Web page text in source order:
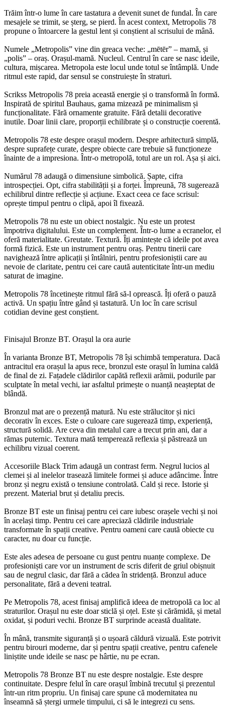
Trăim într-o lume în care tastatura a devenit sunet de fundal. În care
mesajele se trimit, se șterg, se pierd. În acest context, Metropolis 78
propune o întoarcere la gestul lent și conștient al scrisului de mână.
Numele „Metropolis” vine din greaca veche: „mētēr” – mamă, și
„polis” – oraș. Orașul-mamă. Nucleul. Centrul în care se nasc ideile,
cultura, mișcarea. Metropola este locul unde totul se întâmplă. Unde
ritmul este rapid, dar sensul se construiește în straturi.
Scrikss Metropolis 78 preia această energie și o transformă în formă.
Inspirată de spiritul Bauhaus, gama mizează pe minimalism și
funcționalitate. Fără ornamente gratuite. Fără detalii decorative
inutile. Doar linii clare, proporții echilibrate și o construcție coerentă.
Metropolis 78 este despre orașul modern. Despre arhitectură simplă,
despre suprafețe curate, despre obiecte care trebuie să funcționeze
înainte de a impresiona. Într-o metropolă, totul are un rol. Așa și aici.
Numărul 78 adaugă o dimensiune simbolică. Șapte, cifra
introspecției. Opt, cifra stabilității și a forței. Împreună, 78 sugerează
echilibrul dintre reflecție și acțiune. Exact ceea ce face scrisul:
oprește timpul pentru o clipă, apoi îl fixează.
Metropolis 78 nu este un obiect nostalgic. Nu este un protest
împotriva digitalului. Este un complement. Într-o lume a ecranelor, el
oferă materialitate. Greutate. Textură. Îți amintește că ideile pot avea
formă fizică. Este un instrument pentru oraș. Pentru tinerii care
navighează între aplicații și întâlniri, pentru profesioniștii care au
nevoie de claritate, pentru cei care caută autenticitate într-un mediu
saturat de imagine.
Metropolis 78 încetinește ritmul fără să-l oprească. Îți oferă o pauză
activă. Un spațiu între gând și tastatură. Un loc în care scrisul
cotidian devine gest conștient.
Finisajul Bronze BT. Orașul la ora aurie
În varianta Bronze BT, Metropolis 78 își schimbă temperatura. Dacă
antracitul era orașul la apus rece, bronzul este orașul în lumina caldă
de final de zi. Fațadele clădirilor capătă reflexii arămii, podurile par
sculptate în metal vechi, iar asfaltul primește o nuanță neașteptat de
blândă.
Bronzul mat are o prezență matură. Nu este strălucitor și nici
decorativ în exces. Este o culoare care sugerează timp, experiență,
structură solidă. Are ceva din metalul care a trecut prin ani, dar a
rămas puternic. Textura mată temperează reflexia și păstrează un
echilibru vizual coerent.
Accesoriile Black Trim adaugă un contrast ferm. Negrul lucios al
clemei și al inelelor trasează limitele formei și aduce adâncime. Între
bronz și negru există o tensiune controlată. Cald și rece. Istorie și
prezent. Material brut și detaliu precis.
Bronze BT este un finisaj pentru cei care iubesc orașele vechi și noi
în același timp. Pentru cei care apreciază clădirile industriale
transformate în spații creative. Pentru oameni care caută obiecte cu
caracter, nu doar cu funcție.
Este ales adesea de persoane cu gust pentru nuanțe complexe. De
profesioniști care vor un instrument de scris diferit de griul obișnuit
sau de negrul clasic, dar fără a cădea în stridență. Bronzul aduce
personalitate, fără a deveni teatral.
Pe Metropolis 78, acest finisaj amplifică ideea de metropolă ca loc al
straturilor. Orașul nu este doar sticlă și oțel. Este și cărămidă, și metal
oxidat, și poduri vechi. Bronze BT surprinde această dualitate.
În mână, transmite siguranță și o ușoară căldură vizuală. Este potrivit
pentru birouri moderne, dar și pentru spații creative, pentru cafenele
liniștite unde ideile se nasc pe hârtie, nu pe ecran.
Metropolis 78 Bronze BT nu este despre nostalgie. Este despre
continuitate. Despre felul în care orașul îmbină trecutul și prezentul
într-un ritm propriu. Un finisaj care spune că modernitatea nu
înseamnă să ștergi urmele timpului, ci să le integrezi cu sens.